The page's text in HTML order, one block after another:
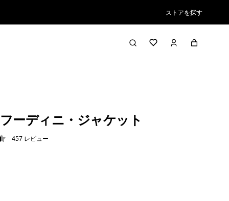
ストアを探す
ーディニ・ジャケット
/ 5457 レビュー